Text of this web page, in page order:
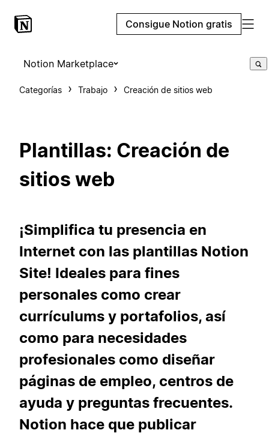
Consigue Notion gratis
Notion Marketplace
Categorías Trabajo Creación de sitios web
Plantillas: Creación de
sitios web
¡Simplifica tu presencia en
Internet con las plantillas Notion
Site! Ideales para fines
personales como crear
currículums y portafolios, así
como para necesidades
profesionales como diseñar
páginas de empleo, centros de
ayuda y preguntas frecuentes.
Notion hace que publicar